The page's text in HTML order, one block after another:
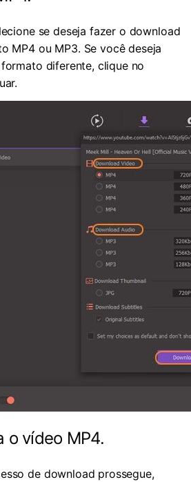
se deseja fazer o download
MP4 ou MP3. Se você deseja
diferente, clique no
o vídeo MP4.
de download prossegue,